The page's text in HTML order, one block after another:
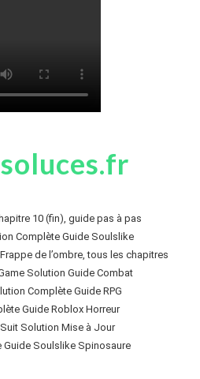
10 (fin), guide pas à pas
Complète Guide Soulslike
de l’ombre, tous les chapitres
Solution Guide Combat
Complète Guide RPG
Guide Roblox Horreur
Solution Mise à Jour
Soulslike Spinosaure